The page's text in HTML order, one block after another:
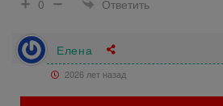
0
Ответить
Елена
2026 лет назад